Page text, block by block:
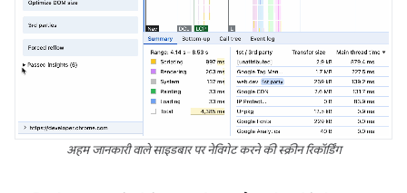
अहम जानकारी वाले साइडबार पर नेविगेट करने की स्क्रीन रिकॉर्डिंग